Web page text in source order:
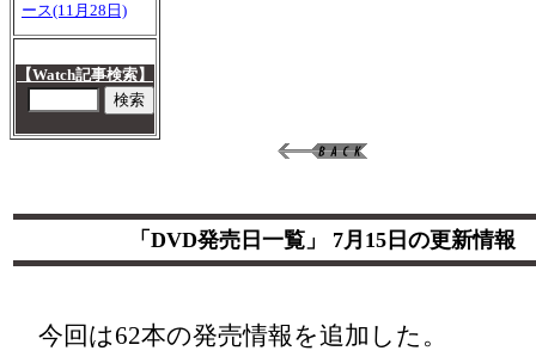
ース(11月28日)
【Watch記事検索】
「DVD発売日一覧」 7月15日の更新情報
今回は62本の発売情報を追加した。